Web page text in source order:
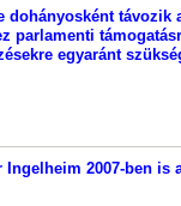
dohányosként távozik
parlamenti
egyaránt
Ingelheim 2007-ben is